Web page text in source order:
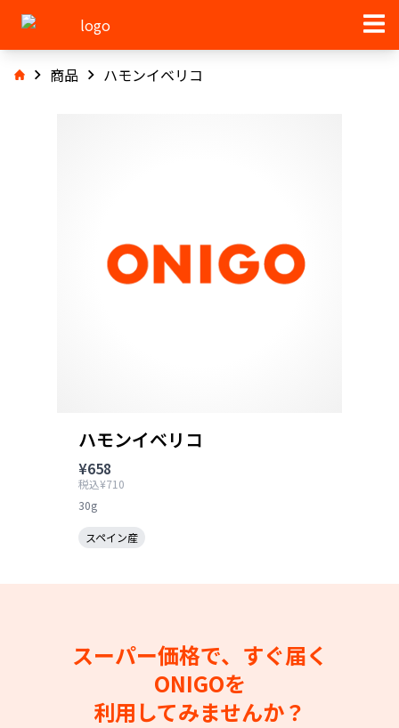
商品 ハモンイベリコ
ハモンイベリコ
¥658
税込¥710
30g
スペイン産
スーパー価格で、すぐ届く
ONIGOを
利用してみませんか？